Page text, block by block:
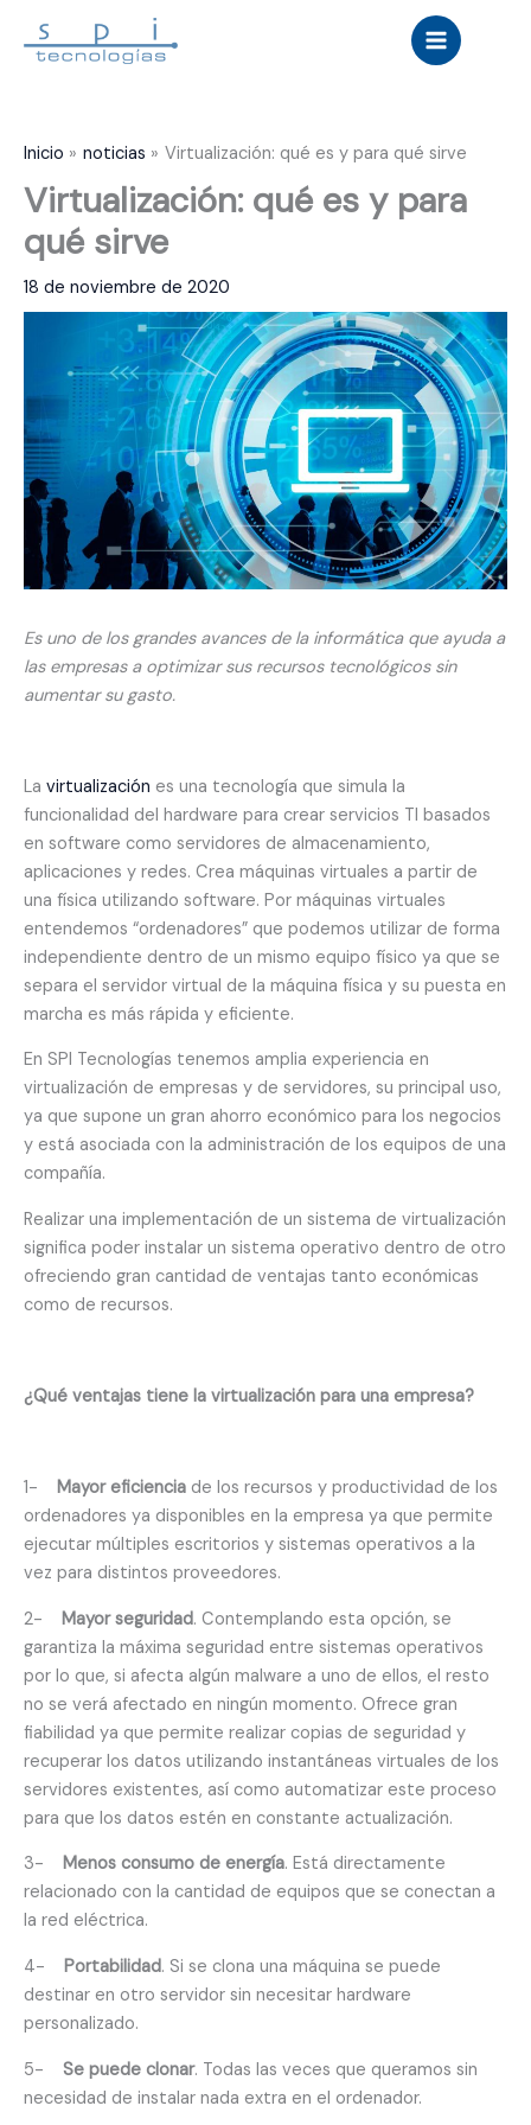
contenido
Inicio noticias Virtualización: qué es y para qué sirve
Virtualización: qué es y para
qué sirve
18 de noviembre de 2020
Es uno de los grandes avances de la informática que ayuda a
las empresas a optimizar sus recursos tecnológicos sin
aumentar su gasto.
La virtualización es una tecnología que simula la
funcionalidad del hardware para crear servicios TI basados
en software como servidores de almacenamiento,
aplicaciones y redes. Crea máquinas virtuales a partir de
una física utilizando software. Por máquinas virtuales
entendemos “ordenadores” que podemos utilizar de forma
independiente dentro de un mismo equipo físico ya que se
separa el servidor virtual de la máquina física y su puesta en
marcha es más rápida y eficiente.
En SPI Tecnologías tenemos amplia experiencia en
virtualización de empresas y de servidores, su principal uso,
ya que supone un gran ahorro económico para los negocios
y está asociada con la administración de los equipos de una
compañía.
Realizar una implementación de un sistema de virtualización
significa poder instalar un sistema operativo dentro de otro
ofreciendo gran cantidad de ventajas tanto económicas
como de recursos.
¿Qué ventajas tiene la virtualización para una empresa?
1- Mayor eficiencia de los recursos y productividad de los
ordenadores ya disponibles en la empresa ya que permite
ejecutar múltiples escritorios y sistemas operativos a la
vez para distintos proveedores.
2- Mayor seguridad. Contemplando esta opción, se
garantiza la máxima seguridad entre sistemas operativos
por lo que, si afecta algún malware a uno de ellos, el resto
no se verá afectado en ningún momento. Ofrece gran
fiabilidad ya que permite realizar copias de seguridad y
recuperar los datos utilizando instantáneas virtuales de los
servidores existentes, así como automatizar este proceso
para que los datos estén en constante actualización.
3- Menos consumo de energía. Está directamente
relacionado con la cantidad de equipos que se conectan a
la red eléctrica.
4- Portabilidad. Si se clona una máquina se puede
destinar en otro servidor sin necesitar hardware
personalizado.
5- Se puede clonar. Todas las veces que queramos sin
necesidad de instalar nada extra en el ordenador.